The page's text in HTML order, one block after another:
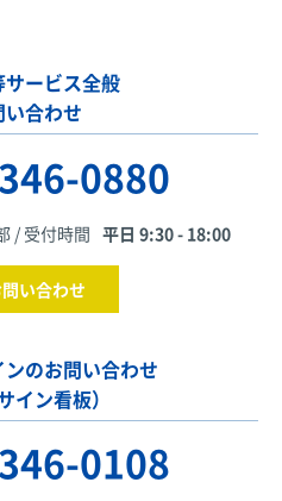
ービス全般
い合わせ
0880
/ 受付時間 平日 9:30 - 18:00
い合わせ
のお問い合わせ
イン看板）
0108